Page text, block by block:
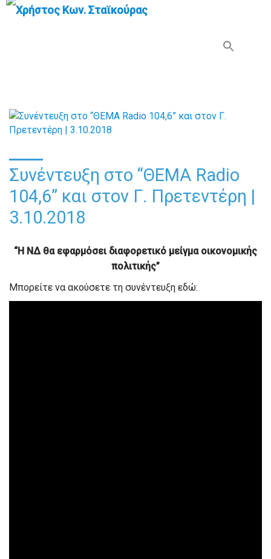
Συνέντευξη στο “ΘΕΜΑ Radio
104,6” και στον Γ. Πρετεντέρη |
3.10.2018
“Η ΝΔ θα εφαρμόσει διαφορετικό μείγμα οικονομικής
πολιτικής”
Μπορείτε να ακούσετε τη συνέντευξη εδώ: